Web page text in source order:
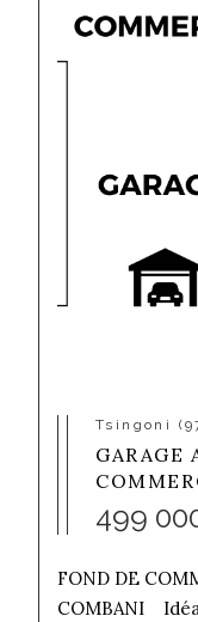
Tsingoni
GARAGE
499
FOND DE
COMBANI